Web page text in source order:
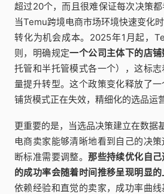
超过20个，而且很难保证每次决策都
当Temu跨境电商市场环境快速变化
转化为机会成本。2025年1月起，
则，明确规定一个公司主体下的店
托管和半托管模式各一个），这标
量提升转型。这个政策变化释放了
铺货模式正在失效，精细化的选品运
更重要的是，当选品决策建立在数据
电商卖家能够清晰地看到自己的决
断标准需要调整。那些持续优化自
的成功率会随着时间推移呈现明显
依赖经验和直觉的卖家，成功率曲